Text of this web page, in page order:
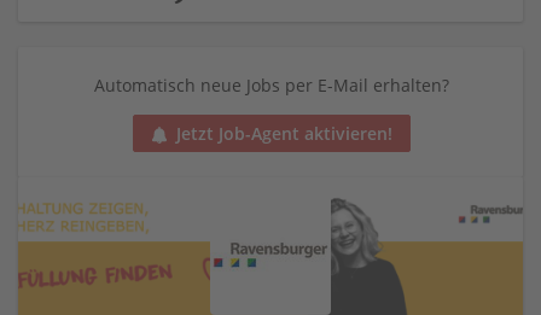
Automatisch neue Jobs per E-Mail erhalten?
Jetzt Job-Agent aktivieren!